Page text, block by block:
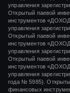
управления
Открытый паевой
инструментов
управления
Открытый паевой
инструментов
управления
Открытый паевой
инструментов
управления
года № 5985).
финансовых